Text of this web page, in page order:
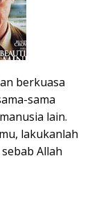
berkuasa
sama
lain.
lakukanlah
Allah